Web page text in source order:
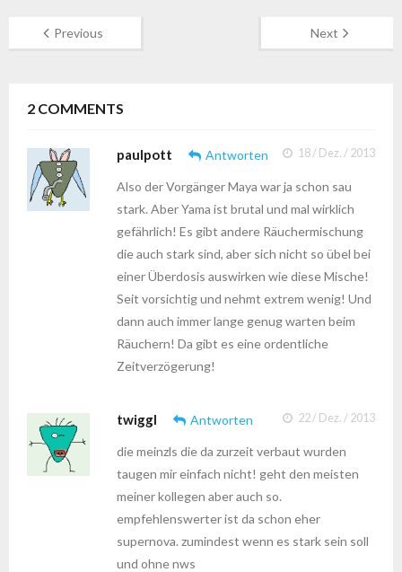
Previous Next
2 COMMENTS
paulpott Antworten 18 / Dez. / 2013
Also der Vorgänger Maya war ja schon sau
stark. Aber Yama ist brutal und mal wirklich
gefährlich! Es gibt andere Räuchermischung
die auch stark sind, aber sich nicht so übel bei
einer Überdosis auswirken wie diese Mische!
Seit vorsichtig und nehmt extrem wenig! Und
dann auch immer lange genug warten beim
Räuchern! Da gibt es eine ordentliche
Zeitverzögerung!
twiggl Antworten 22 / Dez. / 2013
die meinzls die da zurzeit verbaut wurden
taugen mir einfach nicht! geht den meisten
meiner kollegen aber auch so.
empfehlenswerter ist da schon eher
supernova. zumindest wenn es stark sein soll
und ohne nws